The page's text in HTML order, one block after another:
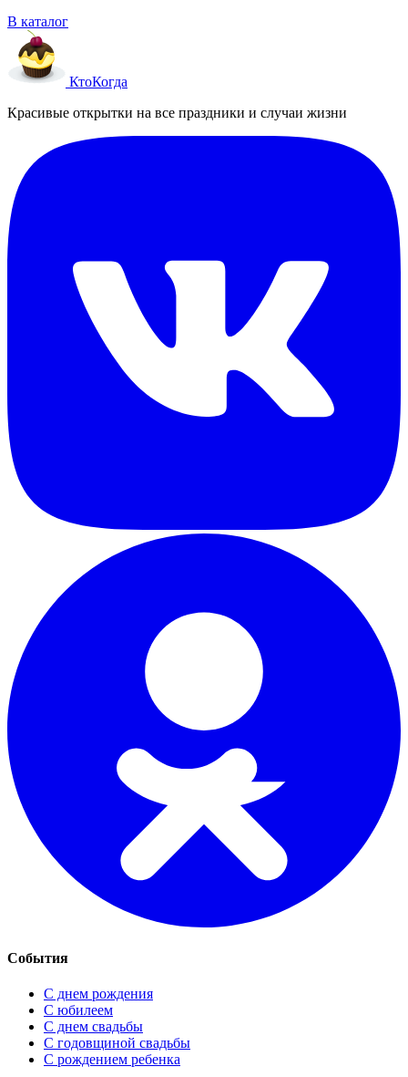
В каталог
КтоКогда
Красивые открытки на все праздники и случаи жизни
События
С днем рождения
С юбилеем
С днем свадьбы
С годовщиной свадьбы
С рождением ребенка